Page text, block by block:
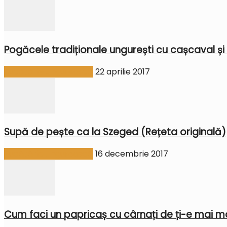
Pogăcele tradiționale ungurești cu cașcaval și
22 aprilie 2017
Supă de pește ca la Szeged (Rețeta originală)
16 decembrie 2017
Cum faci un papricaș cu cârnați de ți-e mai